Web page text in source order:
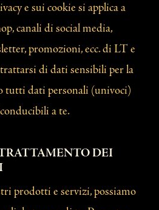
e sui cookie si applica a
canali di social media,
promozioni, ecc. di LT e
di dati sensibili per la
tutti dati personali (univoci)
a te.
DEI
prodotti e servizi, possiamo